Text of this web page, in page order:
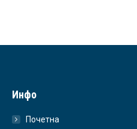
Инфо
Почетна